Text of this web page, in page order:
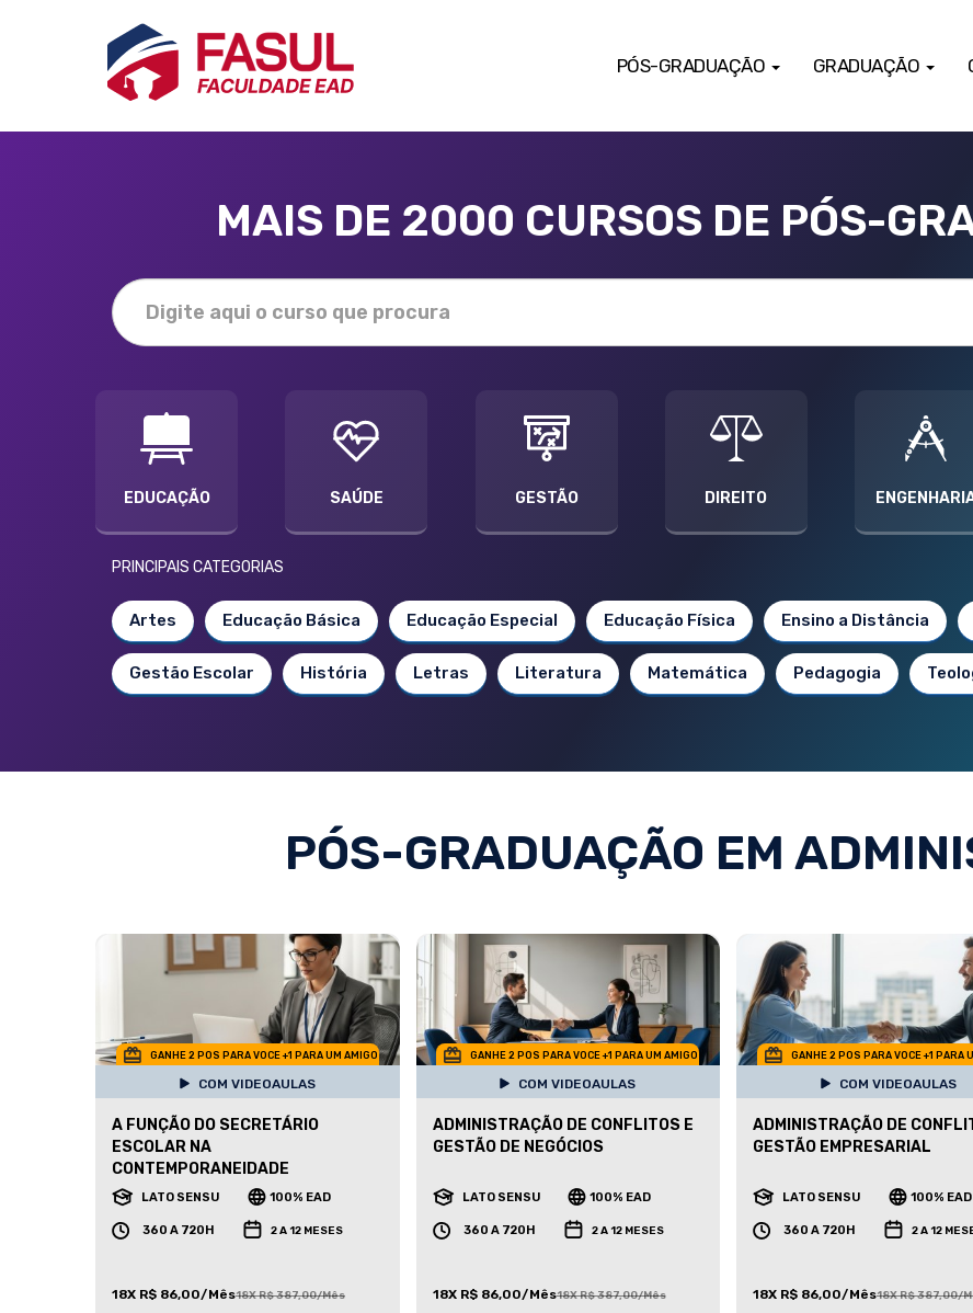
PÓS-GRADUAÇÃO GRADUAÇÃO
MAIS DE 2000 CURSOS DE PÓS-
EDUCAÇÃO SAÚDE GESTÃO DIREITO
PRINCIPAIS CATEGORIAS
Artes Educação Básica Educação Especial Educação Física Ensino a Distância
Gestão Escolar História Letras Literatura Matemática Pedagogia
PÓS-GRADUAÇÃO EM
GANHE 2 POS PARA VOCE +1 PARA UM AMIGO
COM VIDEOAULAS
A FUNÇÃO DO SECRETÁRIO
ESCOLAR NA
CONTEMPORANEIDADE
LATO SENSU 100% EAD
360 A 720H 2 A 12 MESES
18X R$ 86,00/Mês18X R$ 387,00/Mês
GANHE 2 POS PARA VOCE +1 PARA UM AMIGO
COM VIDEOAULAS
ADMINISTRAÇÃO DE CONFLITOS E
GESTÃO DE NEGÓCIOS
LATO SENSU 100% EAD
360 A 720H 2 A 12 MESES
18X R$ 86,00/Mês18X R$ 387,00/Mês
GANHE 2 POS PARA VOCE +1 PARA
COM VIDEOAULAS
ADMINISTRAÇÃO DE
GESTÃO EMPRESARIAL
LATO SENSU 100% EAD
360 A 720H 2 A 12
18X R$ 86,00/Mês18X R$ 387,00/